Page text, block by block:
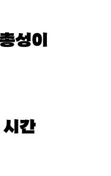
성이
간